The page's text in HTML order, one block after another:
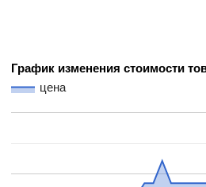
График изменения стоимости
цена